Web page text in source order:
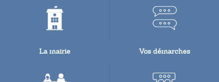
La mairie Vos démarches